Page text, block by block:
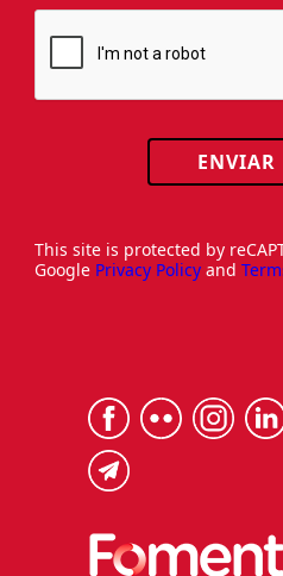
ENVIAR
This site is protected by
Google Privacy Policy and